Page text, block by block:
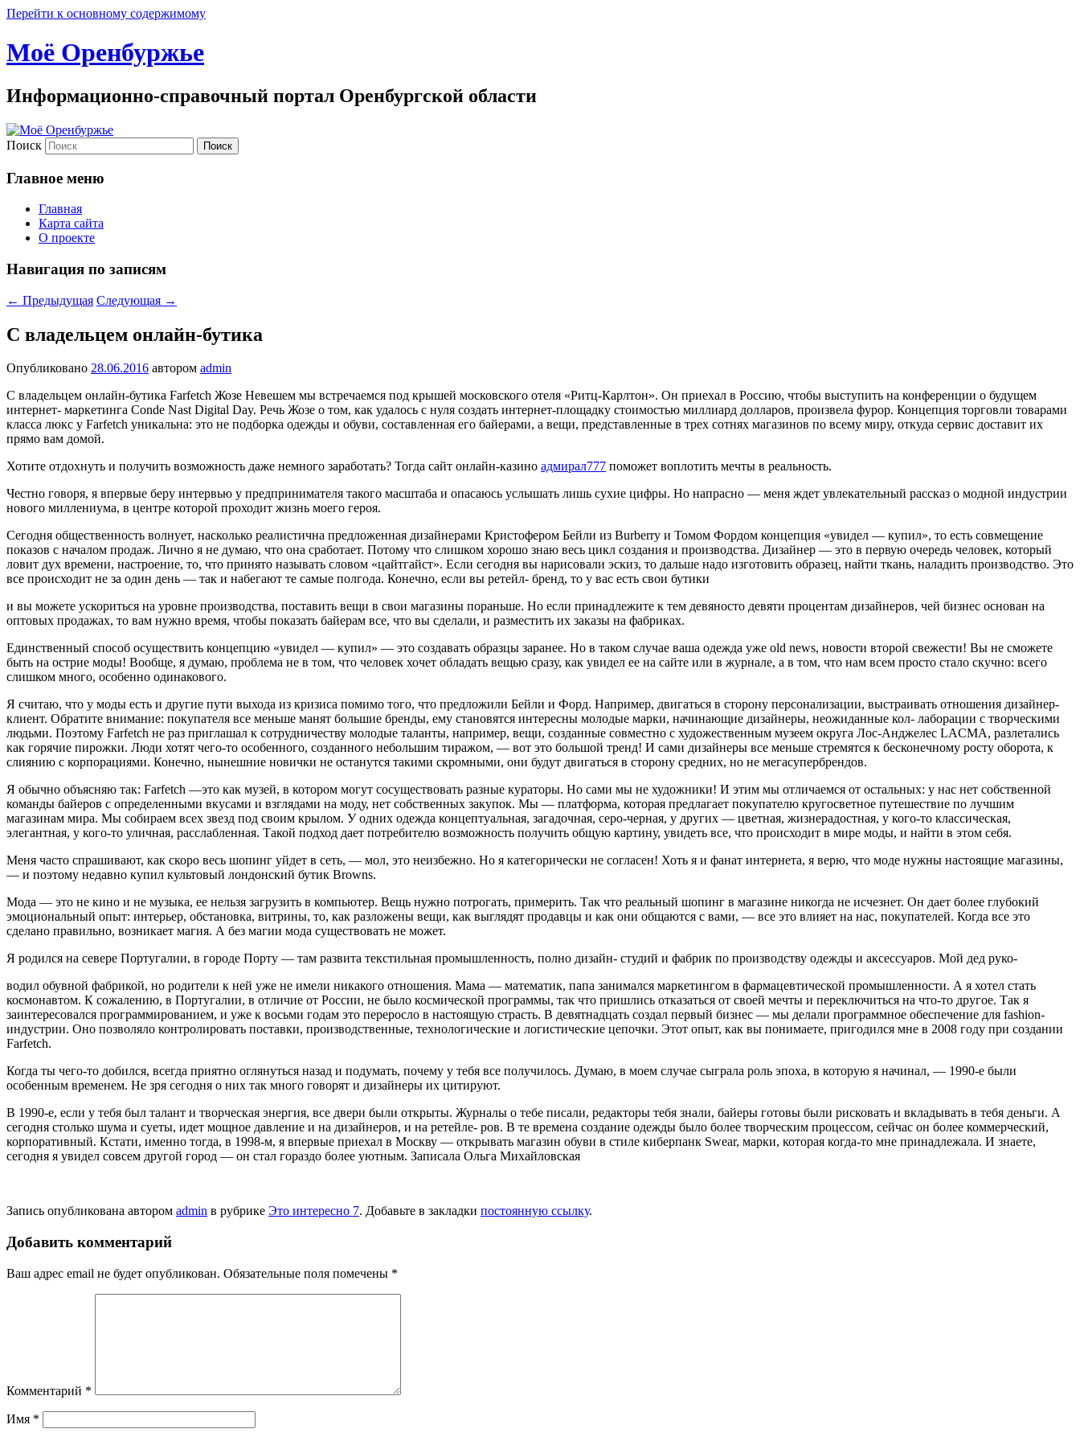
Перейти к основному содержимому
Моё Оренбуржье
Информационно-справочный портал Оренбургской области
Поиск
Главное меню
Главная
Карта сайта
О проекте
Навигация по записям
← Предыдущая Следующая →
С владельцем онлайн-бутика
Опубликовано 28.06.2016 автором admin
С владельцем онлайн-бутика Farfetch Жозе Невешем мы встре­чаемся под крышей московского отеля «Ритц-Карлтон». Он приехал в Россию, чтобы выступить на конференции о будущем
интернет- маркетинга Conde Nast Digital Day. Речь Жозе о том, как удалось с нуля создать интернет-площадку стоимос­тью миллиард долларов, произвела фурор. Концепция торговли товара­ми
класса люкс у Farfetch уникальна: это не подборка одежды и обуви, со­ставленная его байерами, а вещи, представленные в трех сотнях мага­зинов по всему миру, откуда сервис доставит их
прямо вам домой.
Хотите отдохнуть и получить возможность даже немного заработать? Тогда сайт онлайн-казино адмирал777 поможет воплотить мечты в реальность.
Честно говоря, я впервые беру интервью у предпринимателя тако­го масштаба и опасаюсь услышать лишь сухие цифры. Но напрасно — меня ждет увлекательный рассказ о модной индустрии
нового милле­ниума, в центре которой проходит жизнь моего героя.
Сегодня общественность волнует, насколько реалистична предложен­ная дизайнерами Кристофером Бей­ли из Burberry и Томом Фордом кон­цепция «увидел — купил», то есть совмещение
показов с началом про­даж. Лично я не думаю, что она сра­ботает. Потому что слишком хоро­шо знаю весь цикл создания и про­изводства. Дизайнер — это в первую очередь человек, который
ловит дух времени, настроение, то, что при­нято называть словом «цайтгайст». Если сегодня вы нарисовали эскиз, то дальше надо изготовить обра­зец, найти ткань, наладить произ­водство. Это
все происходит не за один день — так и набегают те самые полгода. Конечно, если вы ретейл- бренд, то у вас есть свои бутики
и вы можете ускориться на уровне производства, поставить вещи в свои магазины пораньше. Но если при­надлежите к тем девяносто девяти процентам дизайнеров, чей бизнес основан на
оптовых продажах, то вам нужно время, чтобы показать байерам все, что вы сделали, и раз­местить их заказы на фабриках.
Единственный способ осущест­вить концепцию «увидел — купил» — это создавать образцы заранее. Но в таком случае ваша одежда уже old news, новости второй свежести! Вы не сможете
быть на острие моды! Вообще, я думаю, проблема не в том, что человек хочет обладать вещью сразу, как увидел ее на сайте или в журнале, а в том, что нам всем просто стало скучно: всего
слишком много, особенно одинакового.
Я считаю, что у моды есть и другие пути выхода из кризиса помимо того, что предложили Бейли и Форд. На­пример, двигаться в сторону персо­нализации, выстраивать отношения дизайнер-
клиент. Обратите внима­ние: покупателя все меньше манят большие бренды, ему становятся интересны молодые марки, начина­ющие дизайнеры, неожиданные кол- лаборации с творческими
людьми. Поэтому Farfetch не раз приглашал к сотрудничеству молодые таланты, например, вещи, созданные совмест­но с художественным музеем округа Лос-Анджелес LACMA, разлетались
как горячие пирожки. Люди хотят чего-то особенного, созданного не­большим тиражом, — вот это боль­шой тренд! И сами дизайнеры все меньше стремятся к бесконечному росту оборота, к
слиянию с корпора­циями. Конечно, нынешние нович­ки не останутся такими скромными, они будут двигаться в сторону сред­них, но не мегасупербрендов.
Я обычно объясняю так: Farfetch —это как музей, в котором могут сосуществовать разные кураторы. Но сами мы не художники! И этим мы отличаемся от остальных: у нас нет собственной
команды байеров с определенными вкусами и взгляда­ми на моду, нет собственных закупок. Мы — платформа, которая предлага­ет покупателю кругосветное путеше­ствие по лучшим
магазинам мира. Мы собираем всех звезд под своим крылом. У одних одежда концеп­туальная, загадочная, серо-черная, у других — цветная, жизнерадостная, у кого-то классическая,
элегантная, у кого-то улич­ная, расслабленная. Такой подход дает потребителю возможность получить об­щую картину, увидеть все, что происходит в мире мо­ды, и найти в этом себя.
Меня часто спрашивают, как скоро весь шопинг уй­дет в сеть, — мол, это неизбежно. Но я категорически не согласен! Хоть я и фанат интернета, я верю, что моде нужны настоящие магази­ны,
— и поэтому недавно купил куль­товый лондонский бутик Browns.
Мода — это не кино и не музыка, ее нельзя загрузить в компьютер. Вещь нужно потрогать, примерить. Так что реальный шопинг в магазине ни­когда не исчезнет. Он дает более глу­бокий
эмоциональный опыт: инте­рьер, обстановка, витрины, то, как разложены вещи, как выглядят про­давцы и как они общаются с вами, — все это влияет на нас, покупателей. Когда все это
сделано правильно, возникает магия. А без магии мода существовать не может.
Я родился на севере Португалии, в го­роде Порту — там развита текстиль­ная промышленность, полно дизайн- студий и фабрик по производству одежды и аксессуаров. Мой дед руко-
водил обувной фабрикой, но роди­тели к ней уже не имели никакого отношения. Мама — математик, папа занимался маркетингом в фар­мацевтической промышленности. А я хотел стать
космонавтом. К со­жалению, в Португалии, в отличие от России, не было космической про­граммы, так что пришлись отказать­ся от своей мечты и переключиться на что-то другое. Так я
заинтересо­вался программированием, и уже к восьми годам это переросло в нас­тоящую страсть. В девятнадцать соз­дал первый бизнес — мы делали про­граммное обеспечение для fashion-
индустрии. Оно позволяло контро­лировать поставки, производствен­ные, технологические и логистиче­ские цепочки. Этот опыт, как вы по­нимаете, пригодился мне в 2008 году при создании
Farfetch.
Когда ты чего-то добился, всегда при­ятно оглянуться назад и подумать, почему у тебя все получилось. Думаю, в моем случае сыг­рала роль эпоха, в которую я начи­нал, — 1990-е были
особенным време­нем. Не зря сегодня о них так много го­ворят и дизайнеры их цитируют.
В 1990-е, если у тебя был талант и творческая энергия, все двери были открыты. Журналы о тебе пи­сали, редакторы тебя знали, байеры готовы были рисковать и вклады­вать в тебя деньги. А
сегодня столь­ко шума и суеты, идет мощное давле­ние и на дизайнеров, и на ретейле- ров. В те времена создание одежды было более творческим процессом, сейчас он более коммерческий,
кор­поративный. Кстати, именно тогда, в 1998-м, я впервые приехал в Моск­ву — открывать магазин обуви в сти­ле киберпанк Swear, марки, которая когда-то мне принадлежала. И зна­ете,
сегодня я увидел совсем дру­гой город — он стал гораздо более уютным. Записала Ольга Михайловская
Запись опубликована автором admin в рубрике Это интересно 7. Добавьте в закладки постоянную ссылку.
Добавить комментарий
Ваш адрес email не будет опубликован. Обязательные поля помечены *
Комментарий *
Имя *